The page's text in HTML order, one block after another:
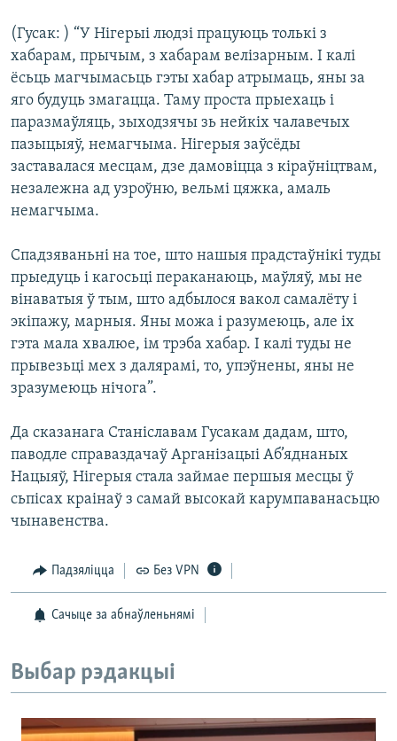
(Гусак: ) “У Нігерыі людзі працуюць толькі з
хабарам, прычым, з хабарам велізарным. І калі
ёсьць магчымасьць гэты хабар атрымаць, яны за
яго будуць змагацца. Таму проста прыехаць і
паразмаўляць, зыходзячы зь нейкіх чалавечых
пазыцыяў, немагчыма. Нігерыя заўсёды
заставалася месцам, дзе дамовіцца з кіраўніцтвам,
незалежна ад узроўню, вельмі цяжка, амаль
немагчыма.
Спадзяваньні на тое, што нашыя прадстаўнікі туды
прыедуць і кагосьці пераканаюць, маўляў, мы не
вінаватыя ў тым, што адбылося вакол самалёту і
экіпажу, марныя. Яны можа і разумеюць, але іх
гэта мала хвалюе, ім трэба хабар. І калі туды не
прывезьці мех з далярамі, то, упэўнены, яны не
зразумеюць нічога”.
Да сказанага Станіславам Гусакам дадам, што,
паводле справаздачаў Арганізацыі Аб’яднаных
Нацыяў, Нігерыя стала займае першыя месцы ў
сьпісах краінаў з самай высокай карумпаванасьцю
чынавенства.
Падзяліцца Без VPN
Сачыце за абнаўленьнямі
Выбар рэдакцыі